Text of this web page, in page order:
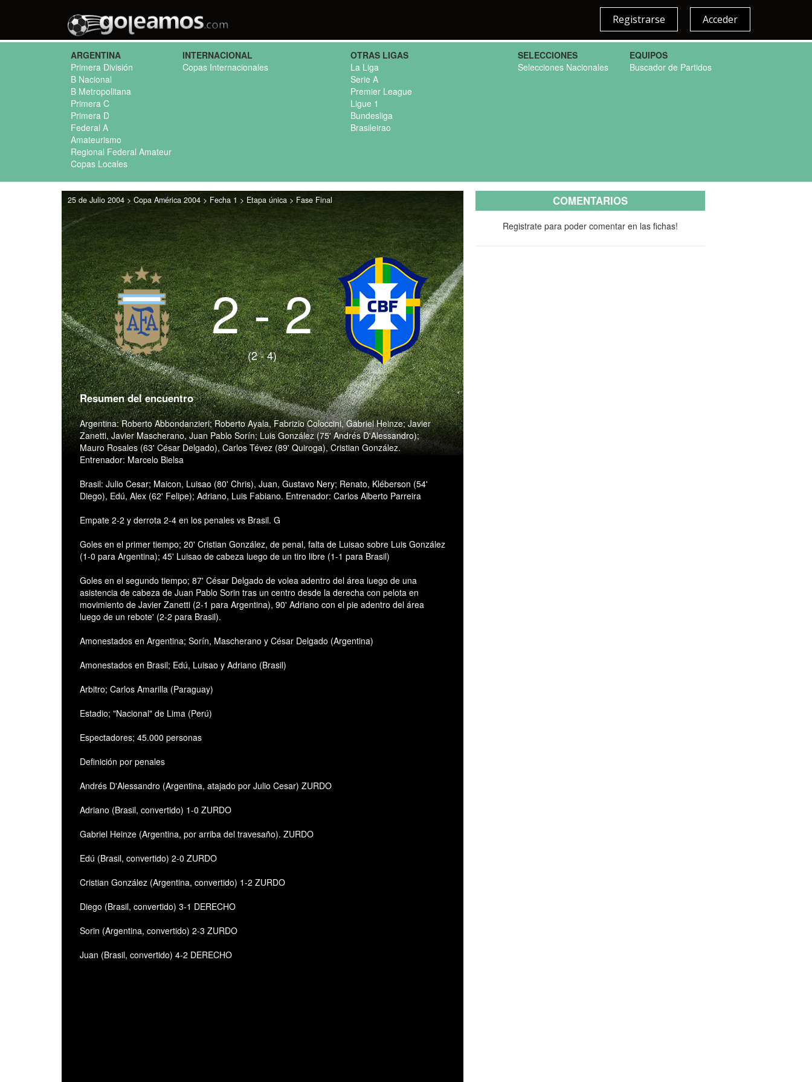
Acceder
Registrarse
ARGENTINA
Primera División
B Nacional
B Metropolitana
Primera C
Primera D
Federal A
Amateurismo
Regional Federal Amateur
Copas Locales
INTERNACIONAL
Copas Internacionales
OTRAS LIGAS
La Liga
Serie A
Premier League
Ligue 1
Bundesliga
Brasileirao
SELECCIONES
Selecciones Nacionales
EQUIPOS
Buscador de Partidos
25 de Julio 2004 > Copa América 2004 > Fecha 1 > Etapa única > Fase Final
2 - 2
(2 - 4)
Resumen del encuentro
Argentina: Roberto Abbondanzieri; Roberto Ayala, Fabrizio Coloccini, Gabriel Heinze; Javier
Zanetti, Javier Mascherano, Juan Pablo Sorín; Luis González (75' Andrés D'Alessandro);
Mauro Rosales (63' César Delgado), Carlos Tévez (89' Quiroga), Cristian González.
Entrenador: Marcelo Bielsa
Brasil: Julio Cesar; Maicon, Luisao (80' Chris), Juan, Gustavo Nery; Renato, Kléberson (54'
Diego), Edú, Alex (62' Felipe); Adriano, Luis Fabiano. Entrenador: Carlos Alberto Parreira
Empate 2-2 y derrota 2-4 en los penales vs Brasil. G
Goles en el primer tiempo; 20' Cristian González, de penal, falta de Luisao sobre Luis González
(1-0 para Argentina); 45' Luisao de cabeza luego de un tiro libre (1-1 para Brasil)
Goles en el segundo tiempo; 87' César Delgado de volea adentro del área luego de una
asistencia de cabeza de Juan Pablo Sorin tras un centro desde la derecha con pelota en
movimiento de Javier Zanetti (2-1 para Argentina), 90' Adriano con el pie adentro del área
luego de un rebote' (2-2 para Brasil).
Amonestados en Argentina; Sorín, Mascherano y César Delgado (Argentina)
Amonestados en Brasil; Edú, Luisao y Adriano (Brasil)
Arbitro; Carlos Amarilla (Paraguay)
Estadio; "Nacional" de Lima (Perú)
Espectadores; 45.000 personas
Definición por penales
Andrés D'Alessandro (Argentina, atajado por Julio Cesar) ZURDO
Adriano (Brasil, convertido) 1-0 ZURDO
Gabriel Heinze (Argentina, por arriba del travesaño). ZURDO
Edú (Brasil, convertido) 2-0 ZURDO
Cristian González (Argentina, convertido) 1-2 ZURDO
Diego (Brasil, convertido) 3-1 DERECHO
Sorin (Argentina, convertido) 2-3 ZURDO
Juan (Brasil, convertido) 4-2 DERECHO
COMENTARIOS
Registrate para poder comentar en las fichas!